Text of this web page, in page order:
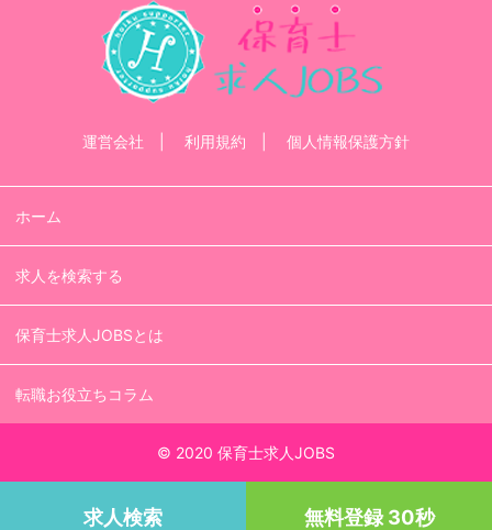
運営会社 利用規約 個人情報保護方針
ホーム
求人を検索する
保育士求人JOBSとは
転職お役立ちコラム
© 2020 保育士求人JOBS
求人検索 無料登録 30秒